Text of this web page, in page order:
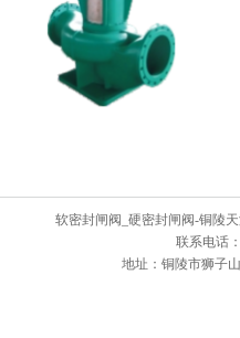
软密封闸阀_硬密封闸阀-铜陵
联系电话
地址：铜陵市狮子